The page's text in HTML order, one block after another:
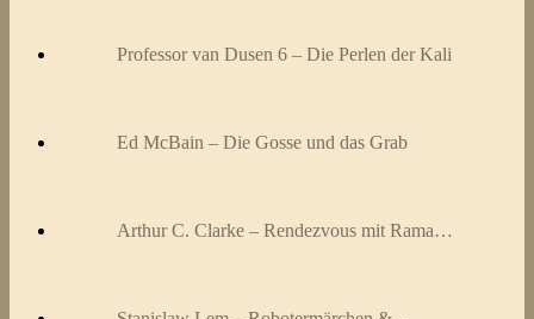
Professor van Dusen 6 – Die Perlen der Kali
Ed McBain – Die Gosse und das Grab
Arthur C. Clarke – Rendezvous mit Rama…